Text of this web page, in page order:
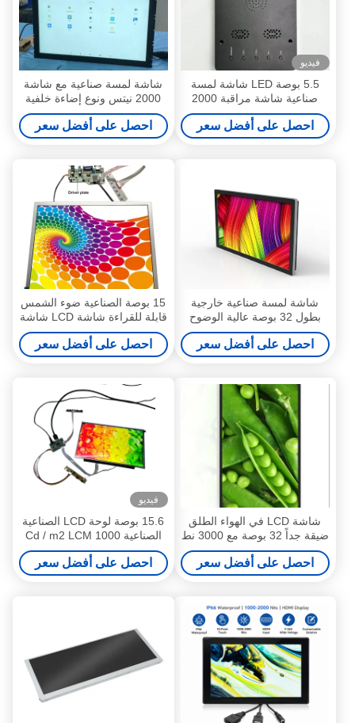
فيديو
5.5 بوصة LED شاشة لمسة
صناعية شاشة مراقبة 2000
نيتس CE FCC RoHS شهادة
احصل على أفضل سعر
شاشة لمسة صناعية مع شاشة
2000 نيتس ونوع إضاءة خلفية
LED
احصل على أفضل سعر
شاشة لمسة صناعية خارجية
بطول 32 بوصة عالية الوضوح
2000 نيتش مع واجهة USB
للإشارات الرقمية المقاومة للماء
احصل على أفضل سعر
15 بوصة الصناعية ضوء الشمس
قابلة للقراءة شاشة LCD شاشة
شاشة 1024x768 خصيص
احصل على أفضل سعر
شاشة LCD في الهواء الطلق
ضيقة جداً 32 بوصة مع 3000 نط
من السطوع IP67 مضاد للماء
ومضاد للوهج الزجاجي لمراكز
التسوق والمصاعد
احصل على أفضل سعر
فيديو
15.6 بوصة لوحة LCD الصناعية
الصناعية 1000 Cd / m2 LCM
احصل على أفضل سعر